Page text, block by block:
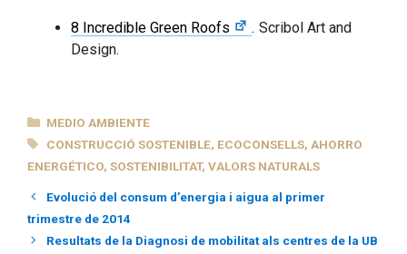
8 Incredible Green Roofs . Scribol Art and
Design.
CATEGORÍAS
MEDIO AMBIENTE
ETIQUETAS
CONSTRUCCIÓ SOSTENIBLE, ECOCONSELLS,AHORRO
ENERGÉTICO, SOSTENIBILITAT, VALORS NATURALS
Evolució del consum d’energia i aigua al primer
trimestre de 2014
Resultats de la Diagnosi de mobilitat als centres de la UB